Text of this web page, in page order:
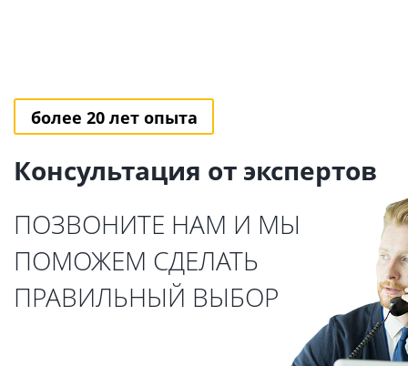
более 20 лет опыта
Консультация от экспертов
ПОЗВОНИТЕ НАМ И МЫ
ПОМОЖЕМ СДЕЛАТЬ
ПРАВИЛЬНЫЙ ВЫБОР